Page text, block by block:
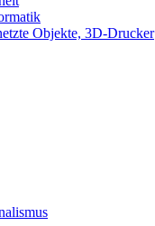
Objekte, 3D-Drucker